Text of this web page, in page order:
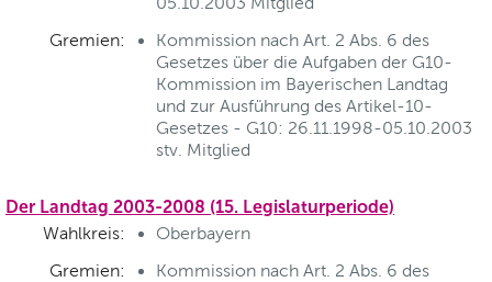
Gremien:
Kommission nach Art. 2 Abs. 6 des
Gesetzes über die Aufgaben der G10-
Kommission im Bayerischen Landtag
und zur Ausführung des Artikel-10-
Gesetzes - G10: 26.11.1998-05.10.2003
stv. Mitglied
Der Landtag 2003-2008 (15. Legislaturperiode)
Wahlkreis:
Oberbayern
Gremien:
Kommission nach Art. 2 Abs. 6 des